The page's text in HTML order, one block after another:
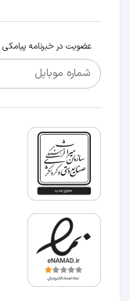
عضویت در خبرنامه پیامکی
شماره موبایل